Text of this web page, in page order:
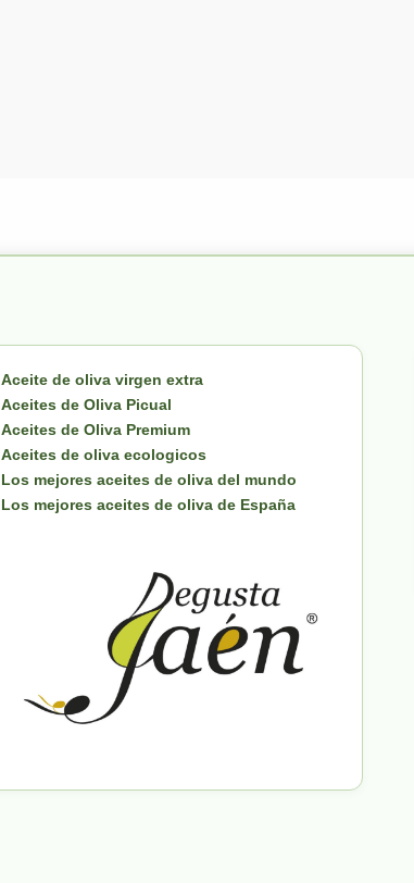
Aceite de oliva virgen extra
Aceites de Oliva Picual
Aceites de Oliva Premium
Aceites de oliva ecologicos
Los mejores aceites de oliva del mundo
Los mejores aceites de oliva de España